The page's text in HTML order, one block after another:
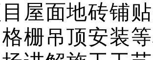
屋面地砖铺
栅吊顶安装